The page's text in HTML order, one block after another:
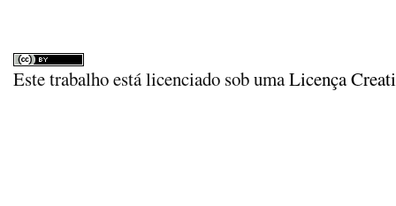
Este trabalho está licenciado sob umaLicença